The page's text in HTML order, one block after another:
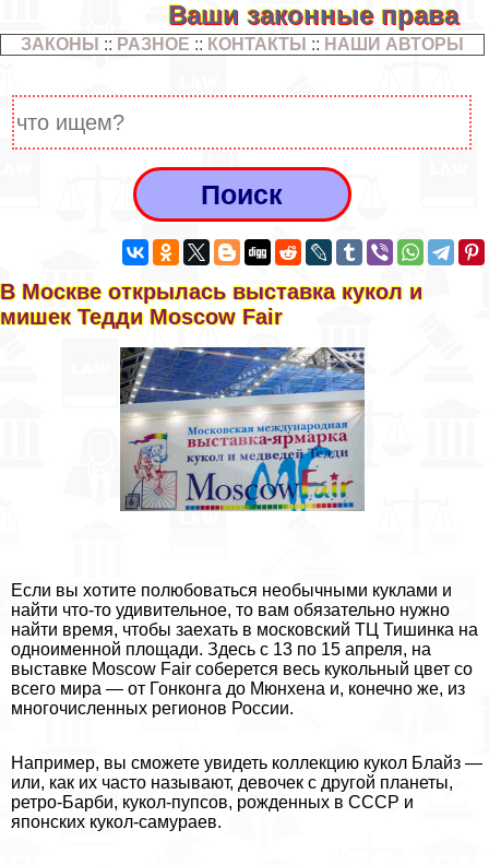
Ваши законные права
ЗАКОНЫ :: РАЗНОЕ :: КОНТАКТЫ :: НАШИ АВТОРЫ
В Москве открылась выставка кукол и
мишек Тедди Moscow Fair
Если вы хотите полюбоваться необычными куклами и
найти что-то удивительное, то вам обязательно нужно
найти время, чтобы заехать в московский ТЦ Тишинка на
одноименной площади. Здесь с 13 по 15 апреля, на
выставке Moscow Fair соберется весь кукольный цвет со
всего мира — от Гонконга до Мюнхена и, конечно же, из
многочисленных регионов России.
Например, вы сможете увидеть коллекцию кукол Блайз —
или, как их часто называют, девочек с другой планеты,
ретро-Барби, кукол-пупсов, рожденных в СССР и
японских кукол-самураев.